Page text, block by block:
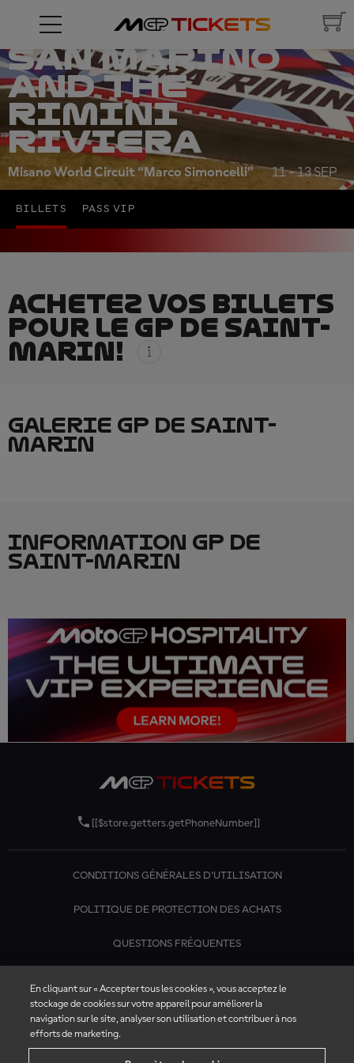
GRAND PRIX OF
SAN MARINO
AND THE
RIMINI
RIVIERA
Misano World Circuit “Marco Simoncelli” 11 - 13 SEP
BILLETS PASS VIP
ACHETEZ VOS BILLETS
POUR LE GP DE SAINT-
MARIN!
GALERIE GP DE SAINT-
MARIN
INFORMATION GP DE
SAINT-MARIN
[[$store.getters.getPhoneNumber]]
CONDITIONS GÉNÉRALES D'UTILISATION
POLITIQUE DE PROTECTION DES ACHATS
QUESTIONS FRÉQUENTES
En cliquant sur « Accepter tous les cookies », vous acceptez le
stockage de cookies sur votre appareil pour améliorer la
navigation sur le site, analyser son utilisation et contribuer à nos
efforts de marketing.